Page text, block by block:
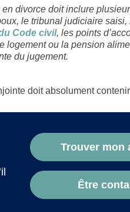
divorce doit inclure
le tribunal judiciaire saisi,
Code civil, les points
logement ou la pension
du jugement.
doit absolument
Trouver mon
Être